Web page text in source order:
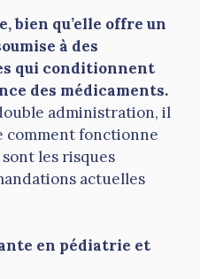
bien qu’elle offre un
à des
qui conditionnent
des médicaments.
administration, il
comment fonctionne
les risques
actuelles
en pédiatrie et